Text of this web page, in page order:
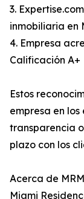
3.
inmobiliaria en
4. Empresa
Calificación A+
Estos
empresa en
transparencia
plazo con los
Acerca de
Miami